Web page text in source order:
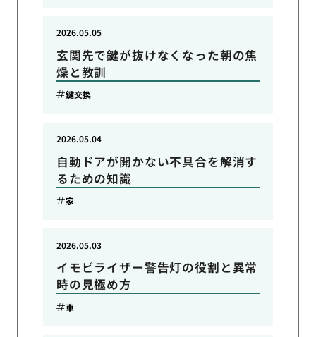
玄関先で鍵が抜けなくなった朝の焦
燥と教訓
2026.05.05
鍵交換
自動ドアが開かない不具合を解消す
るための知識
2026.05.04
家
イモビライザー警告灯の役割と異常
時の見極め方
2026.05.03
車